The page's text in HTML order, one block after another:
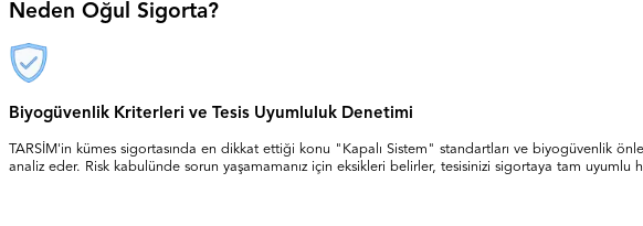
Neden Oğul Sigorta?
Biyogüvenlik Kriterleri ve Tesis Uyumluluk Denetimi
TARSİM'in kümes sigortasında en dikkat ettiği konu "Kapalı Sistem" standartları ve biyogüvenlik
analiz eder. Risk kabulünde sorun yaşamamanız için eksikleri belirler, tesisinizi sigortaya tam uyumlu